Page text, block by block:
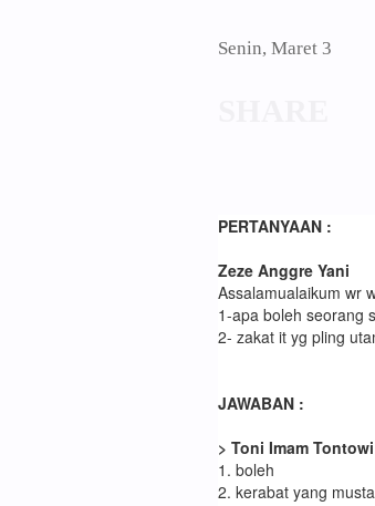
Senin, Maret 3
PERTANYAAN :
Zeze Anggre Yani
Assalamualaikum wr
1-apa boleh seorang
2- zakat it yg pling
JAWABAN :
> Toni Imam Tontowi
1. boleh
2. kerabat yang